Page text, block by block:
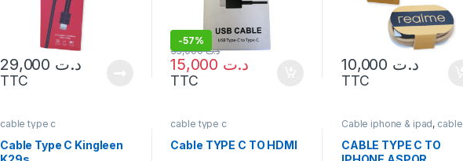
د.ت
TTC
-57%
د.ت
د.ت35,000
TTC
د.ت
TTC
cable type c
Cable Type C Kingleen
cable type c
Cable TYPE C TO HDMI
Cable iphone & ipad, cable
CABLE TYPE C TO